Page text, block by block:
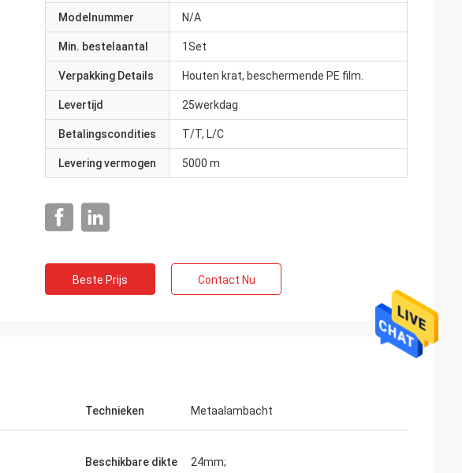
Modelnummer N/A
Min. bestelaantal 1Set
Verpakking Details Houten krat, beschermende PE film.
Levertijd 25werkdag
Betalingscondities T/T, L/C
Levering vermogen 5000 m
Beste Prijs Contact Nu
Technieken Metaalambacht
Beschikbare dikte 24mm;